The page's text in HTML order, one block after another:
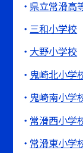
県立常滑高
三和小学校
大野小学校
鬼崎北小学
鬼崎南小学
常滑西小学
常滑東小学